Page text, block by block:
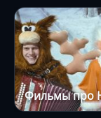
Фильмы про